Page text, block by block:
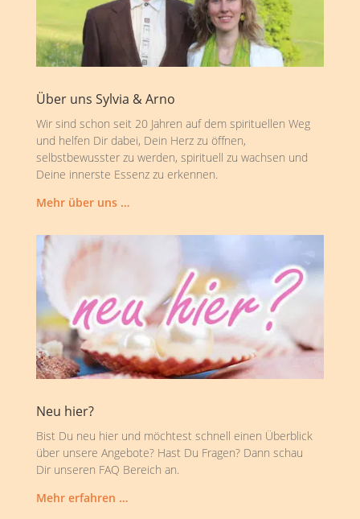
Über uns Sylvia & Arno
Wir sind schon seit 20 Jahren auf dem spirituellen Weg
und helfen Dir dabei, Dein Herz zu öffnen,
selbstbewusster zu werden, spirituell zu wachsen und
Deine innerste Essenz zu erkennen.
Mehr über uns …
Neu hier?
Bist Du neu hier und möchtest schnell einen Überblick
über unsere Angebote? Hast Du Fragen? Dann schau
Dir unseren FAQ Bereich an.
Mehr erfahren …